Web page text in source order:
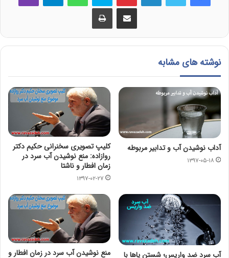
اشتراک گذاری از طریق ایمیل چاپ
نوشته های مشابه
آداب نوشیدن آب و تدابیر مربوطه
۱۳۹۷-۰۵-۱۸
کلیپ تصویری سخنرانی حکیم دکتر
روازاده: منع نوشیدن آب سرد در
زمان افطار و ناشتا
۱۳۹۷-۰۲-۲۷
آب سرد ضد واریس؛ شستن پاها با
منع نوشیدن آب سرد در زمان افطار و